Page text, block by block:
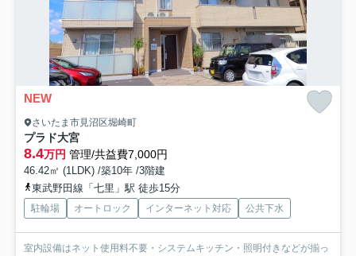
NEW
さいたま市見沼区堀崎町
プラド大宮
8.4万円 管理/共益費7,000円
46.42㎡ (1LDK) /築10年 /3階建
東武野田線「七里」駅 徒歩15分
駐輪場 オートロック インターネット対応 公共下水
室内設備はネット使用料不要・システムキッチン・照明付きなどが揃っ